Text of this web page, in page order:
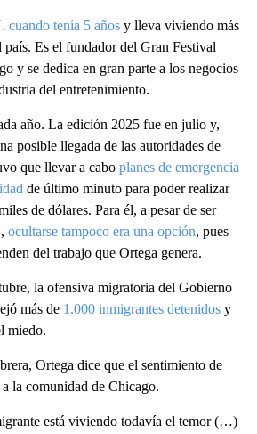
cuando tenía 5 años y lleva viviendo más
país. Es el fundador del Gran Festival
y se dedica en gran parte a los negocios
del entretenimiento.
año. La edición 2025 fue en julio y,
posible llegada de las autoridades de
que llevar a cabo planes de emergencia
de último minuto para poder realizar
de dólares. Para él, a pesar de ser
ocultarse tampoco era una opción, pues
del trabajo que Ortega genera.
la ofensiva migratoria del Gobierno
más de 1.000 inmigrantes detenidos y
miedo.
Ortega dice que el sentimiento de
la comunidad de Chicago.
está viviendo todavía el temor (…)